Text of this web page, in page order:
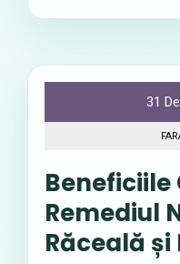
31
Remediul
Răceală și